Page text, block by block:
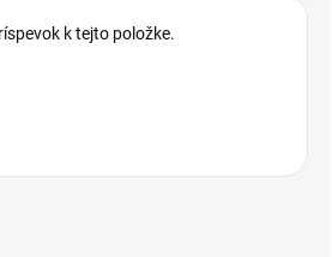
k tejto položke.